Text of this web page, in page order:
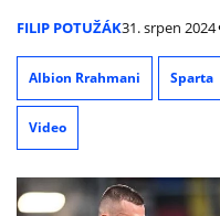
FILIP POTUŽÁK31. srpen 2024
Albion Rrahmani Sparta
Video